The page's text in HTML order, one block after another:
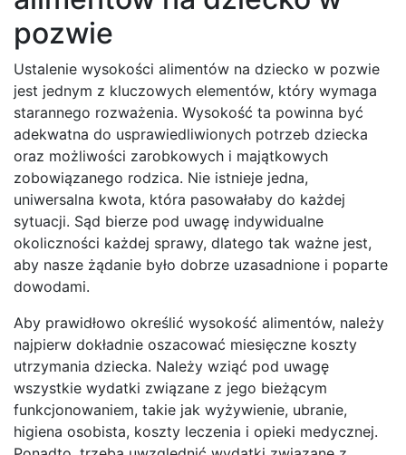
pozwie
Ustalenie wysokości alimentów na dziecko w pozwie
jest jednym z kluczowych elementów, który wymaga
starannego rozważenia. Wysokość ta powinna być
adekwatna do usprawiedliwionych potrzeb dziecka
oraz możliwości zarobkowych i majątkowych
zobowiązanego rodzica. Nie istnieje jedna,
uniwersalna kwota, która pasowałaby do każdej
sytuacji. Sąd bierze pod uwagę indywidualne
okoliczności każdej sprawy, dlatego tak ważne jest,
aby nasze żądanie było dobrze uzasadnione i poparte
dowodami.
Aby prawidłowo określić wysokość alimentów, należy
najpierw dokładnie oszacować miesięczne koszty
utrzymania dziecka. Należy wziąć pod uwagę
wszystkie wydatki związane z jego bieżącym
funkcjonowaniem, takie jak wyżywienie, ubranie,
higiena osobista, koszty leczenia i opieki medycznej.